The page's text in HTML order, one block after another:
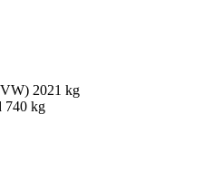
2021 kg
740 kg